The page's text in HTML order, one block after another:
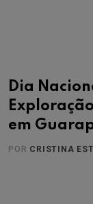
Dia
em
POR CRISTINA